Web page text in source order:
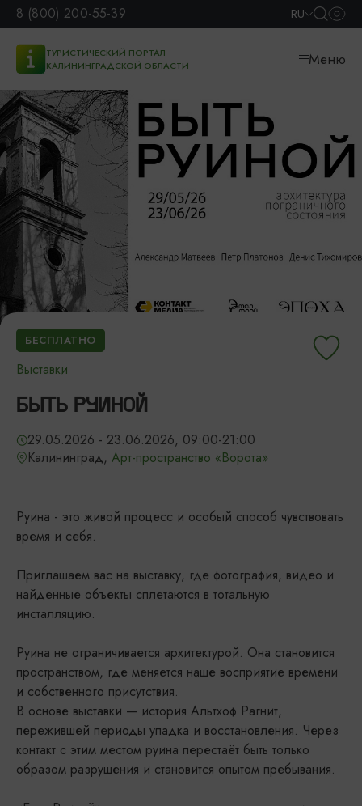
8 (800) 200-55-39 RU
ТУРИСТИЧЕСКИЙ ПОРТАЛ
КАЛИНИНГРАДСКОЙ ОБЛАСТИ
Меню
БЕСПЛАТНО
Выставки
БЫТЬ РУИНОЙ
29.05.2026 - 23.06.2026, 09:00-21:00
Калининград, Арт-пространство «Ворота»
Руина - это живой процесс и особый способ чувствовать
время и себя.
Приглашаем вас на выставку, где фотография, видео и
найденные объекты сплетаются в тотальную
инсталляцию.
Руина не ограничивается архитектурой. Она становится
пространством, где меняется наше восприятие времени
и собственного присутствия.
В основе выставки — история Альтхоф Рагнит,
пережившей периоды упадка и восстановления. Через
контакт с этим местом руина перестаёт быть только
образом разрушения и становится опытом пребывания.